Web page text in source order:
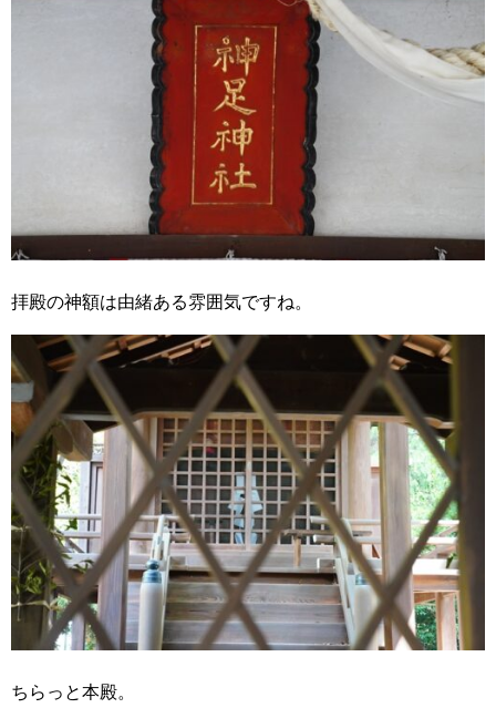
拝殿の神額は由緒ある雰囲気ですね。
ちらっと本殿。